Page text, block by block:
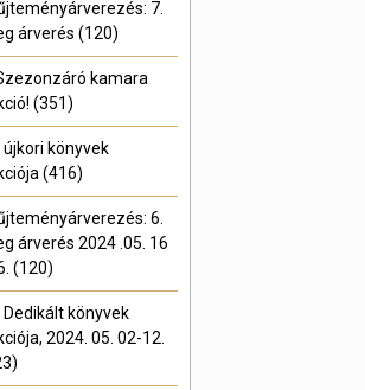
7.
árverés (120)
kamara
(351)
újkori könyvek
(416)
6.
árverés 2024 .05. 16
(120)
Dedikált könyvek
2024. 05. 02-12.